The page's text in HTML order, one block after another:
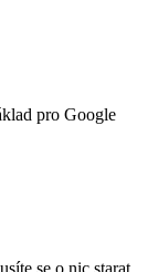
pro Google